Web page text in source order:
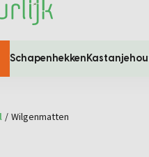
Schapenhekken
/ Wilgenmatten